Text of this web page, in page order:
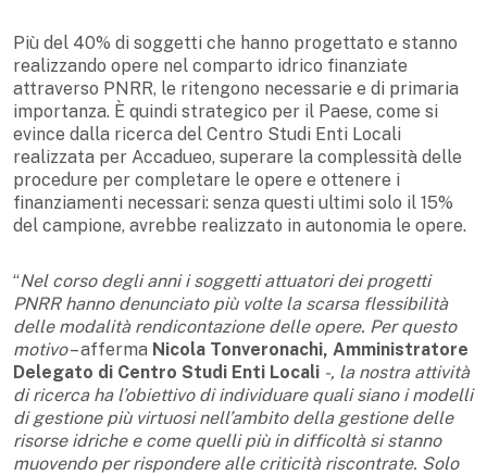
Più del 40% di soggetti che hanno progettato e stanno
realizzando opere nel comparto idrico finanziate
attraverso PNRR, le ritengono necessarie e di primaria
importanza. È quindi strategico per il Paese, come si
evince dalla ricerca del Centro Studi Enti Locali
realizzata per Accadueo, superare la complessità delle
procedure per completare le opere e ottenere i
finanziamenti necessari: senza questi ultimi solo il 15%
del campione, avrebbe realizzato in autonomia le opere.
“Nel corso degli anni i soggetti attuatori dei progetti
PNRR hanno denunciato più volte la scarsa flessibilità
delle modalità rendicontazione delle opere. Per questo
motivo– afferma Nicola Tonveronachi, Amministratore
Delegato di Centro Studi Enti Locali -, la nostra attività
di ricerca ha l’obiettivo di individuare quali siano i modelli
di gestione più virtuosi nell’ambito della gestione delle
risorse idriche e come quelli più in difficoltà si stanno
muovendo per rispondere alle criticità riscontrate. Solo